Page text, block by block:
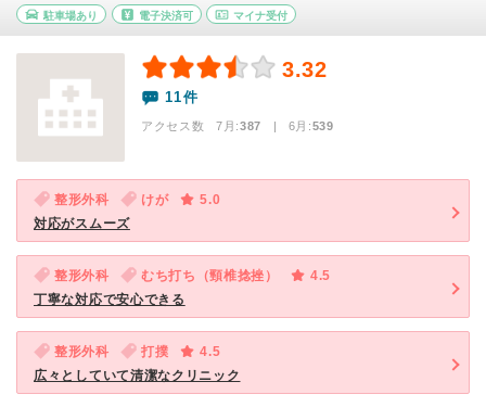
駐車場あり 電子決済可 マイナ受付
3.32
11件
アクセス数 7月:387 | 6月:539
整形外科 けが
5.0
対応がスムーズ
整形外科 むち打ち（頸椎捻挫）
4.5
丁寧な対応で安心できる
整形外科 打撲
4.5
広々としていて清潔なクリニック